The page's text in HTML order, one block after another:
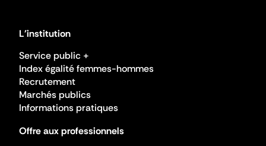
L'institution
Service public +
Index égalité femmes-hommes
Recrutement
Marchés publics
Informations pratiques
Offre aux professionnels